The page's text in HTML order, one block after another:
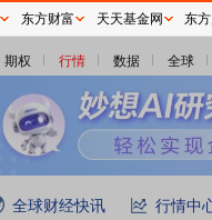
期权 行情 数据 全球
全球财经快讯 行情中
东方财富 天天基金网 东